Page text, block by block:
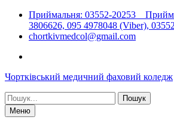
Перейти
вмісту
Приймальня: 03552-20253
3806626, 095 4978048 (Viber),
chortkivmedcol@gmail.com
Чортківський медичний фаховий коледж
Шукати:
Меню